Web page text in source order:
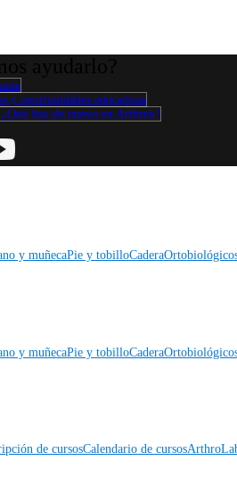
y oportunidades educativas
hay de nuevo en Arthrex?
y muñecaPie y tobilloCadera
y muñecaPie y tobilloCadera
de cursosCalendario de cursos